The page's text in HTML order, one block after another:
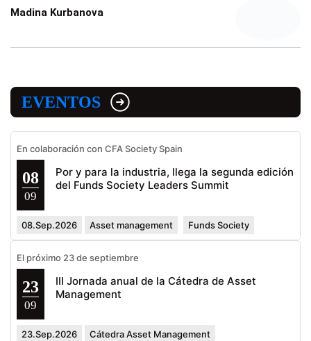
Madina Kurbanova
EVENTOS
En colaboración con CFA Society Spain
08
09
Por y para la industria, llega la segunda edición
del Funds Society Leaders Summit
08.Sep.2026 Asset management Funds Society
El próximo 23 de septiembre
23
09
III Jornada anual de la Cátedra de Asset
Management
23.Sep.2026
Cátedra Asset Management